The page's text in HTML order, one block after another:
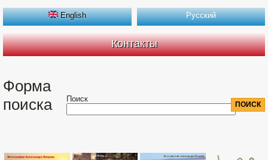
English Русский
Контакты
Форма
поиска
Поиск